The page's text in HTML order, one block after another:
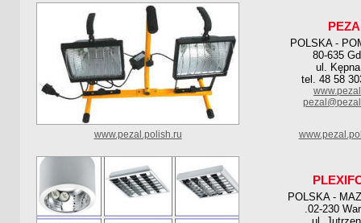
POLSKA -
80-635
ul.
tel. 48 58
www.pezal.polish.ru
POLSKA -
.02-230